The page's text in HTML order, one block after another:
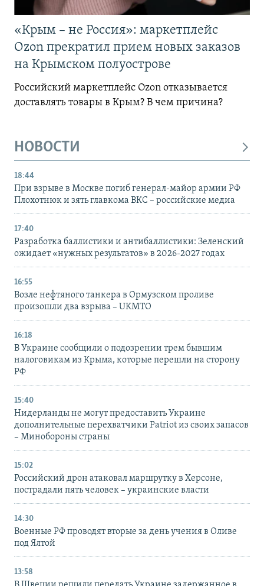
«Крым – не Россия»: маркетплейс
Ozon прекратил прием новых заказов
на Крымском полуострове
Российский маркетплейс Ozon отказывается
доставлять товары в Крым? В чем причина?
НОВОСТИ
18:44
При взрыве в Москве погиб генерал-майор армии РФ
Плохотнюк и зять главкома ВКС – российские медиа
17:40
Разработка баллистики и антибаллистики: Зеленский
ожидает «нужных результатов» в 2026-2027 годах
16:55
Возле нефтяного танкера в Ормузском проливе
произошли два взрыва – UKMTO
16:18
В Украине сообщили о подозрении трем бывшим
налоговикам из Крыма, которые перешли на сторону
РФ
15:40
Нидерланды не могут предоставить Украине
дополнительные перехватчики Patriot из своих запасов
– Минобороны страны
15:02
Российский дрон атаковал маршрутку в Херсоне,
пострадали пять человек – украинские власти
14:30
Военные РФ проводят вторые за день учения в Оливе
под Ялтой
13:58